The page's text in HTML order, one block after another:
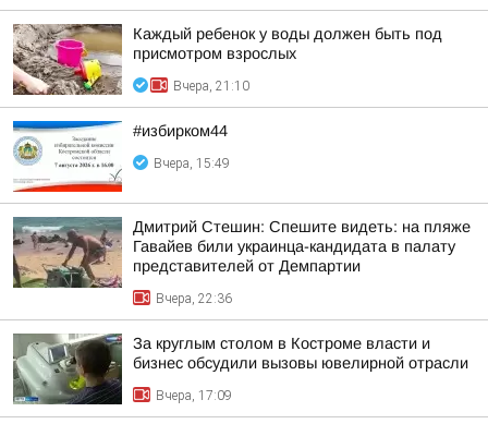
Каждый ребенок у воды должен быть под
присмотром взрослых
Вчера, 21:10
#избирком44
Вчера, 15:49
Дмитрий Стешин: Спешите видеть: на пляже
Гавайев били украинца-кандидата в палату
представителей от Демпартии
Вчера, 22:36
За круглым столом в Костроме власти и
бизнес обсудили вызовы ювелирной отрасли
Вчера, 17:09